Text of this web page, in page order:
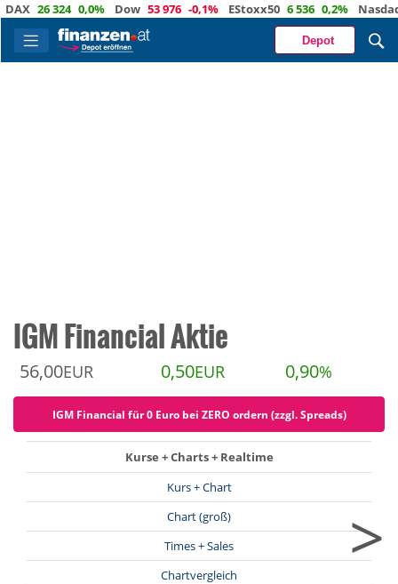
26 324 0,0% Dow 53 976 -0,1% EStoxx50 6 536 0,2% Nasdaq 29
Depot
IGM Financial Aktie
56,00EUR 0,50EUR 0,90%
IGM Financial für 0 Euro bei ZERO ordern (zzgl. Spreads)
Kurse + Charts + Realtime
Kurs + Chart
Chart (groß)
Times + Sales
Chartvergleich
>